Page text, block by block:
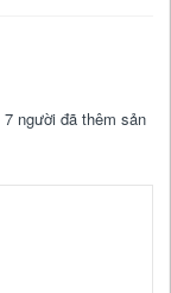
7 người đã thêm sản